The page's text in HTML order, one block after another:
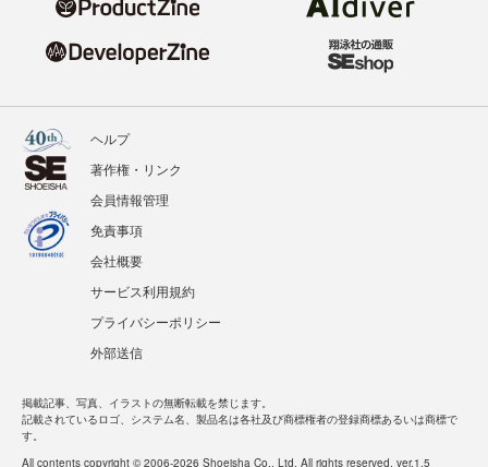
ヘルプ
著作権・リンク
会員情報管理
免責事項
会社概要
サービス利用規約
プライバシーポリシー
外部送信
掲載記事、写真、イラストの無断転載を禁じます。
記載されているロゴ、システム名、製品名は各社及び商標権者の登録商標あるいは商標で
す。
All contents copyright © 2006-2026 Shoeisha Co., Ltd. All rights reserved. ver.1.5